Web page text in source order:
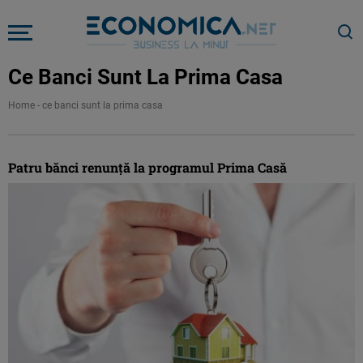
Ce Banci Sunt La Prima Casa
Home - ce banci sunt la prima casa
Patru bănci renunţă la programul Prima Casă